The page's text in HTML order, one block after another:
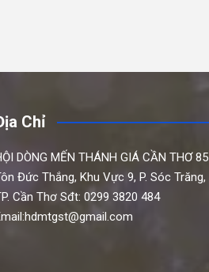
Chỉ
DÒNG MẾN THÁNH GIÁ CẦN THƠ 85
Đức Thắng, Khu Vực 9, P. Sóc Trăng,
Cần Thơ Sđt: 0299 3820 484